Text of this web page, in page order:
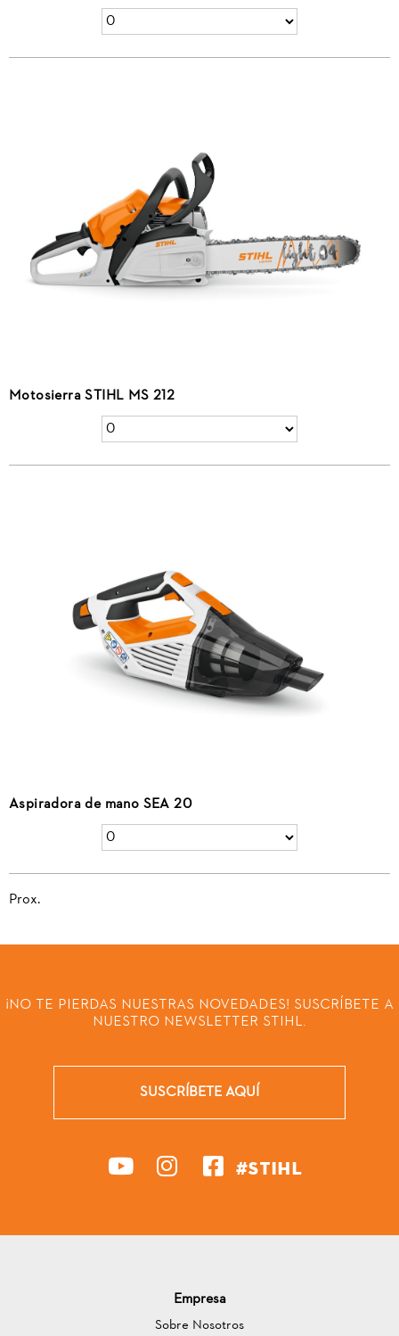
Motosierra STIHL MS 212
Aspiradora de mano SEA 20
Prox.
¡NO TE PIERDAS NUESTRAS NOVEDADES! SUSCRÍBETE A
NUESTRO NEWSLETTER STIHL.
SUSCRÍBETE AQUÍ
#STIHL
Empresa
Sobre Nosotros